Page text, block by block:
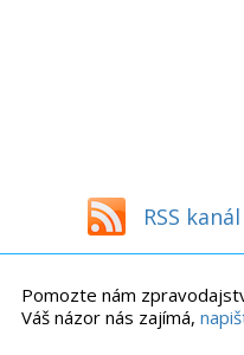
RSS kanál
Pomozte nám
Váš názor nás zajímá,